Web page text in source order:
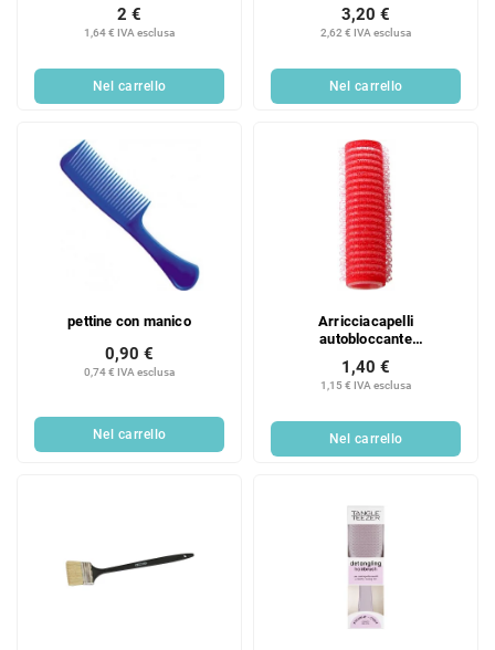
1,64 € IVA esclusa
2 €
Nel carrello
2,62 € IVA esclusa
3,20 €
Nel carrello
pettine con manico
0,74 € IVA esclusa
0,90 €
Nel carrello
Arricciacapelli
autobloccante
1,15 € IVA esclusa
1,40 €
Nel carrello